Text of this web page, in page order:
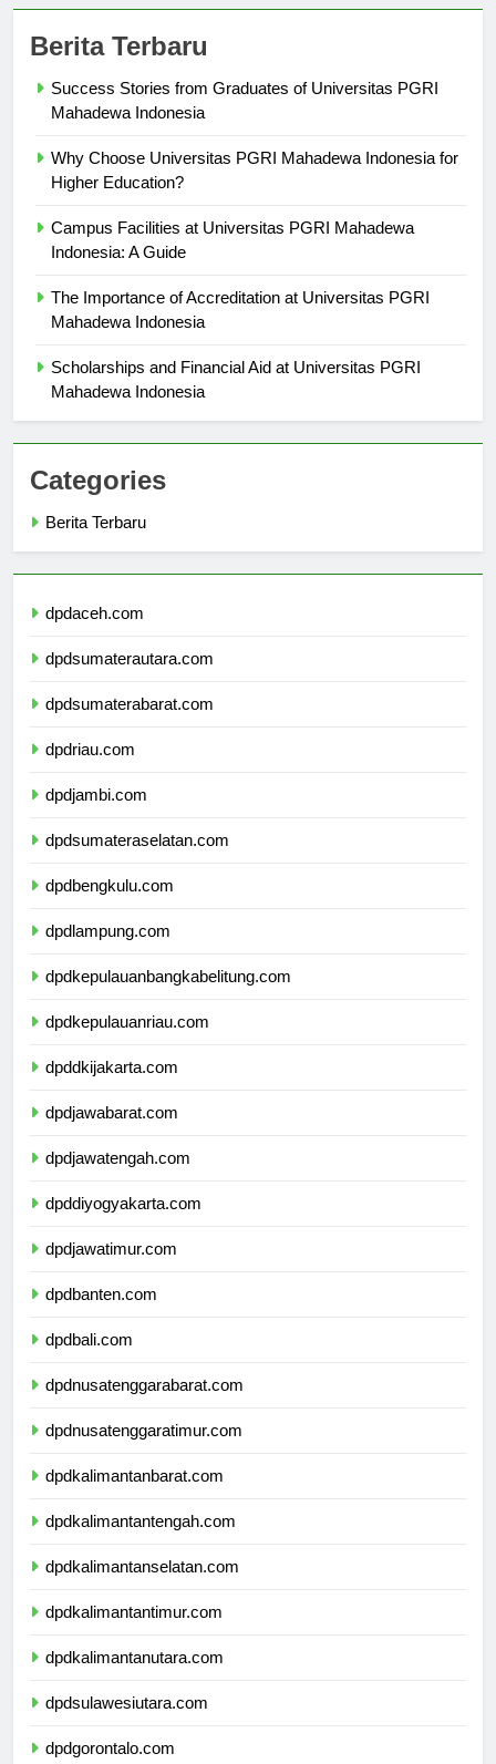
Berita Terbaru
Success Stories from Graduates of Universitas PGRI
Mahadewa Indonesia
Why Choose Universitas PGRI Mahadewa Indonesia for
Higher Education?
Campus Facilities at Universitas PGRI Mahadewa
Indonesia: A Guide
The Importance of Accreditation at Universitas PGRI
Mahadewa Indonesia
Scholarships and Financial Aid at Universitas PGRI
Mahadewa Indonesia
Categories
Berita Terbaru
dpdaceh.com
dpdsumaterautara.com
dpdsumaterabarat.com
dpdriau.com
dpdjambi.com
dpdsumateraselatan.com
dpdbengkulu.com
dpdlampung.com
dpdkepulauanbangkabelitung.com
dpdkepulauanriau.com
dpddkijakarta.com
dpdjawabarat.com
dpdjawatengah.com
dpddiyogyakarta.com
dpdjawatimur.com
dpdbanten.com
dpdbali.com
dpdnusatenggarabarat.com
dpdnusatenggaratimur.com
dpdkalimantanbarat.com
dpdkalimantantengah.com
dpdkalimantanselatan.com
dpdkalimantantimur.com
dpdkalimantanutara.com
dpdsulawesiutara.com
dpdgorontalo.com